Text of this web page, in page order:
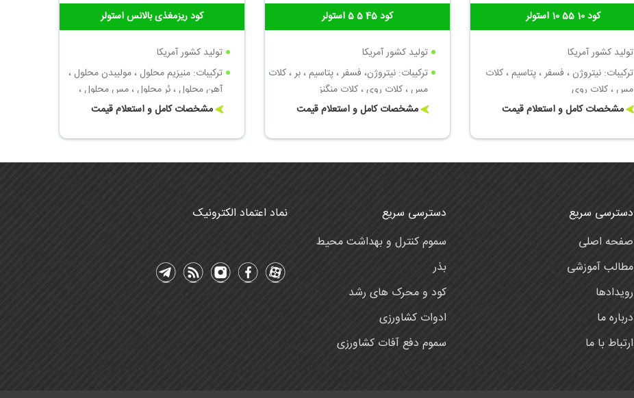
کود 10 55 10 استولر
تولید کشور آمریکا
ترکیبات: نیتروژن ، فسفر ، پتاسیم ، کلات
مس ، کلات روی
مشخصات کامل و استعلام قیمت
کود 45 5 5 استولر
تولید کشور آمریکا
ترکیبات: نیتروژن، فسفر ، پتاسیم ، بر ، کلات
مس ، کلات روی ، کلات منگنز
مشخصات کامل و استعلام قیمت
کود ریزمغذی بالانس استولر
تولید کشور آمریکا
ترکیبات: منیزیم محلول ، مولیبدن محلول ،
آهن محلول ، بُر محلول ، مس محلول ،
منگنز محلول ، روی محلول
مشخصات کامل و استعلام قیمت
دسترسی سریع
صفحه اصلی
مطالب آموزشی
رویدادها
درباره ما
ارتباط با ما
دسترسی سریع
سموم کنترل و بهداشت محیط
بذر
کود و محرک های رشد
ادوات کشاورزی
سموم دفع آفات کشاورزی
نماد اعتماد الکترونیک